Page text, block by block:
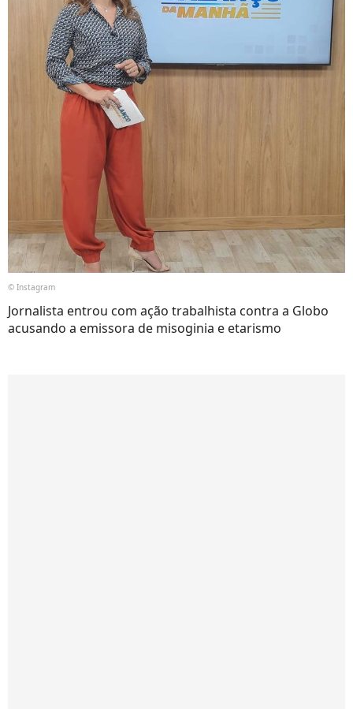
© Instagram
Jornalista entrou com ação trabalhista contra a Globo
acusando a emissora de misoginia e etarismo